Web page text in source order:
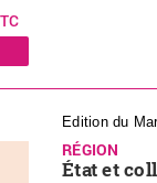
Edition du
RÉGION
État et